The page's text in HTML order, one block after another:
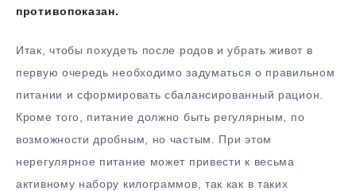
противопоказан.
Итак, чтобы похудеть после родов и убрать живот в
первую очередь необходимо задуматься о правильном
питании и сформировать сбалансированный рацион.
Кроме того, питание должно быть регулярным, по
возможности дробным, но частым. При этом
нерегулярное питание может привести к весьма
активному набору килограммов, так как в таких